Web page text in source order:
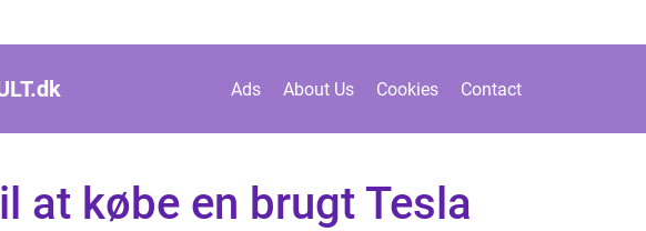
dk Ads About Us Cookies Contact
at købe en brugt Tesla